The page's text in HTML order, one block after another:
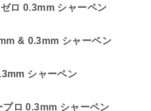
ロ 0.3mm シャーペン
& 0.3mm シャーペン
シャーペン
プロ 0.3mm シャーペン